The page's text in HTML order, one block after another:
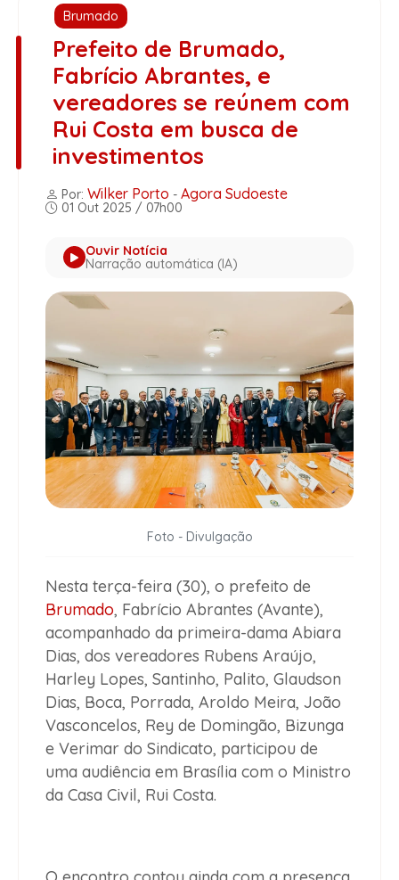
Brumado
Prefeito de Brumado,
Fabrício Abrantes, e
vereadores se reúnem com
Rui Costa em busca de
investimentos
Por: Wilker Porto - Agora Sudoeste
01 Out 2025 / 07h00
Ouvir Notícia
Narração automática (IA)
Foto - Divulgação
Nesta terça-feira (30), o prefeito de
Brumado, Fabrício Abrantes (Avante),
acompanhado da primeira-dama Abiara
Dias, dos vereadores Rubens Araújo,
Harley Lopes, Santinho, Palito, Glaudson
Dias, Boca, Porrada, Aroldo Meira, João
Vasconcelos, Rey de Domingão, Bizunga
e Verimar do Sindicato, participou de
uma audiência em Brasília com o Ministro
da Casa Civil, Rui Costa.